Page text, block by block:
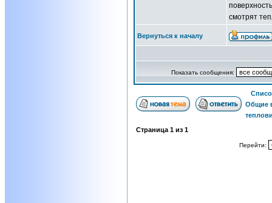
смотрят
Вернуться к началу
Показать сообщения:
Общие
Страница 1 из 1
Перейти: